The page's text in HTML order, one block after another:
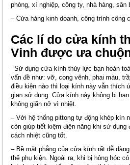
phòng, xí nghiệp, công ty, nhà hàng, sân
– Cửa hàng kinh doanh, công trình công
Các lí do cửa kính
Vinh được ưa
–Sử dụng cửa kính thủy lực bạn hoàn
vấn đề như: vỡ, cong vênh, phai màu,
điều kiện nào thì loại kính này vẫn thích
gian sử dụng. Cửa kính này không bị
không giãn nở vì nhiệt.
– Với hệ thống pittong tự động khép kín
còn giúp tiết kiệm điện năng khi sử dụng
cách nhiệt cũng tốt.
– Bề mặt phẳng của cửa kính rất dễ
thế phụ kiện. Ngoài ra, khi bị hỏng hóc